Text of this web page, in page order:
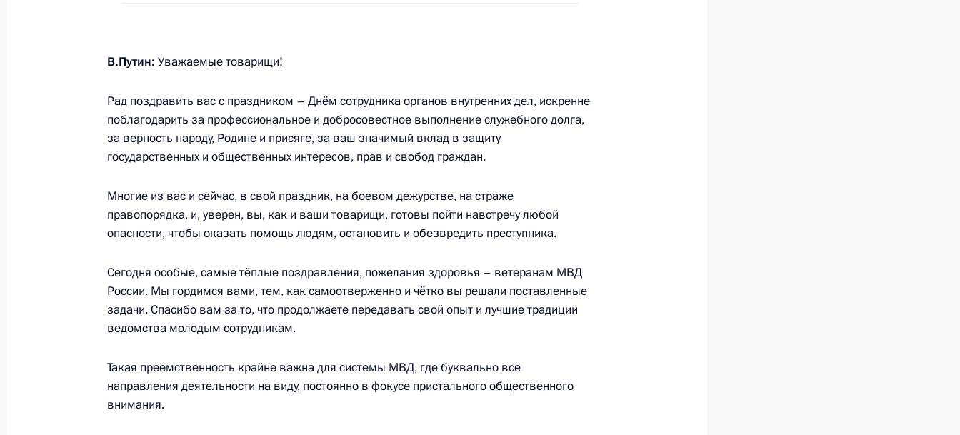
В.Путин: Уважаемые товарищи!
Рад поздравить вас с праздником – Днём сотрудника органов внутренних дел, искренне
поблагодарить за профессиональное и добросовестное выполнение служебного долга,
за верность народу, Родине и присяге, за ваш значимый вклад в защиту
государственных и общественных интересов, прав и свобод граждан.
Многие из вас и сейчас, в свой праздник, на боевом дежурстве, на страже
правопорядка, и, уверен, вы, как и ваши товарищи, готовы пойти навстречу любой
опасности, чтобы оказать помощь людям, остановить и обезвредить преступника.
Сегодня особые, самые тёплые поздравления, пожелания здоровья – ветеранам МВД
России. Мы гордимся вами, тем, как самоотверженно и чётко вы решали поставленные
задачи. Спасибо вам за то, что продолжаете передавать свой опыт и лучшие традиции
ведомства молодым сотрудникам.
Такая преемственность крайне важна для системы МВД, где буквально все
направления деятельности на виду, постоянно в фокусе пристального общественного
внимания.